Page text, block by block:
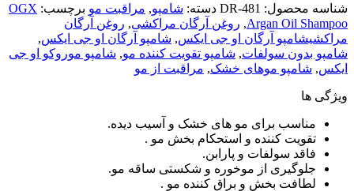
شناسه محصول: DR-481 دسته: شامپو, مراقبت مو برچسب: OGX
Argan Oil Shampoo
, روغن آرگان مراکشی, روغن آرگان
مراکشیشامپو آرگان او جی ایکس, شامپو آرگان او جی ایکس,
شامپو بدون سولفات, شامپو تقویت کننده مو, شامپو موروکو او جی
ایکس, شامپو موهای خشک, مراقبت از مو
ویژگی ها
مناسب برای مو های خشک و آسیب دیده.
تقویت کننده و استحکام بخش مو .
فاقد سولفات و پارابن.
جلوگیری از موخوره و شکستی ساقه مو.
لطافت بخش و براق کننده مو .